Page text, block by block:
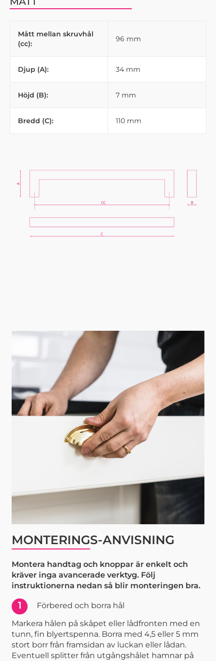
Mått mellan skruvhål
(cc):
96 mm
Djup (A): 34 mm
Höjd (B): 7 mm
Bredd (C): 110 mm
MONTERINGS-ANVISNING
Montera handtag och knoppar är enkelt och
kräver inga avancerade verktyg. Följ
instruktionerna nedan så blir monteringen bra.
1
Förbered och borra hål
Markera hålen på skåpet eller lådfronten med en
tunn, fin blyertspenna. Borra med 4,5 eller 5 mm
stort borr från framsidan av luckan eller lådan.
Eventuell splitter från utgångshålet hamnar på